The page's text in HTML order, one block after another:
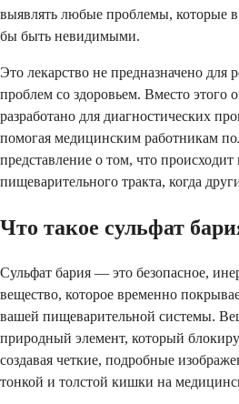
выявлять любые проблемы, которые
бы быть невидимыми.
Это лекарство не предназначено для
проблем со здоровьем. Вместо этого
разработано для диагностических
помогая медицинским работникам
представление о том, что
пищеварительного тракта, когда
Что такое сульфат
Сульфат бария — это безопасное,
вещество, которое временно
вашей пищеварительной системы.
природный элемент, который
создавая четкие, подробные
тонкой и толстой кишки на